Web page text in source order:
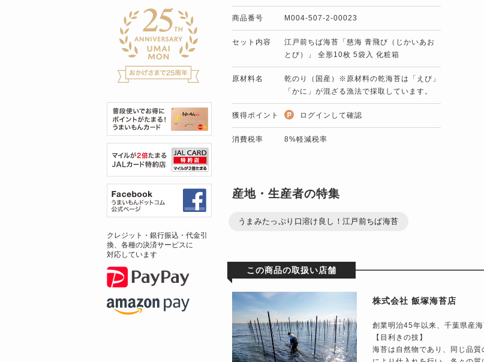
商品番号 M004-507-2-00023
セット内容
江戸前ちば海苔「慈海 青飛び（じかいあお
とび）」 全形10枚 5袋入 化粧箱
原材料名
乾のり（国産）※原材料の乾海苔は「えび」
「かに」が混ざる漁法で採取しています。
獲得ポイント ログインして確認
消費税率 8%軽減税率
産地・生産者の特集
うまみたっぷり口溶け良し！江戸前ちば海苔
この商品の取扱い店舗
株式会社 飯塚海苔店
創業明治45年以来、千葉県産
【目利きの技】
海苔は自然物であり、同じ品
クレジット・銀行振込・代金引
換、各種の決済サービスに
対応しています